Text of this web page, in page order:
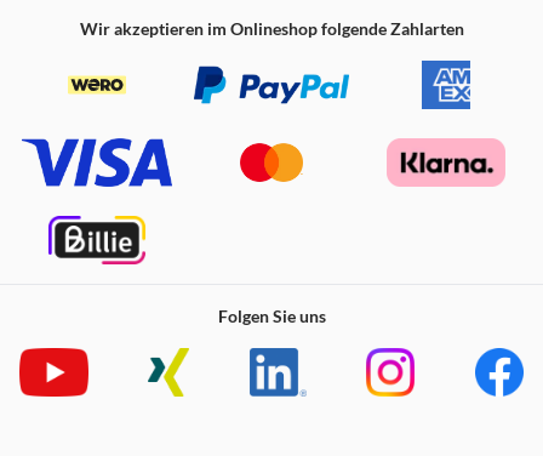
Wir akzeptieren im Onlineshop folgende Zahlarten
Folgen Sie uns